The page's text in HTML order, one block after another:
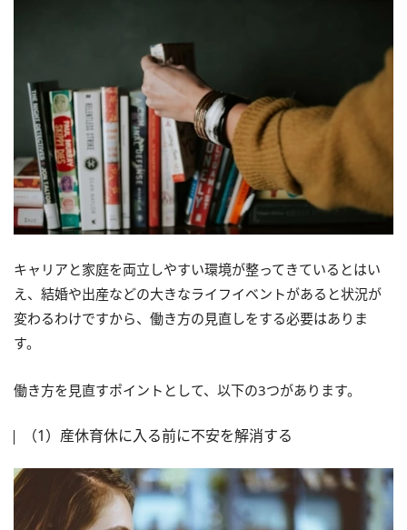
キャリアと家庭を両立しやすい環境が整ってきているとはい
え、結婚や出産などの大きなライフイベントがあると状況が
変わるわけですから、働き方の見直しをする必要はありま
す。
働き方を見直すポイントとして、以下の3つがあります。
（1）産休育休に入る前に不安を解消する